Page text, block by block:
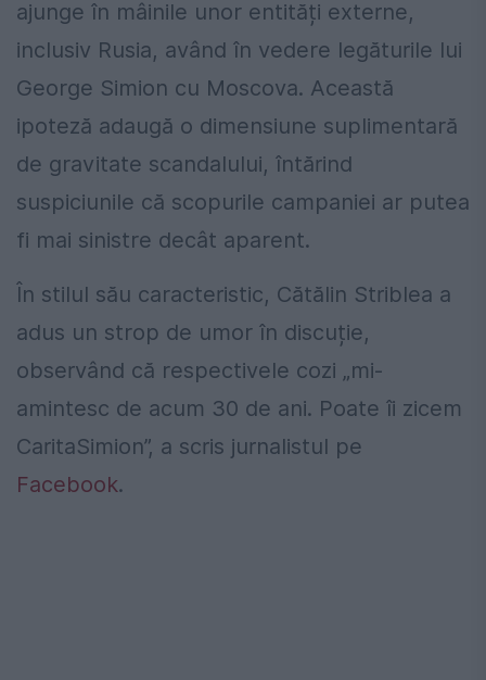
ajunge în mâinile unor entități externe,
inclusiv Rusia, având în vedere legăturile lui
George Simion cu Moscova. Această
ipoteză adaugă o dimensiune suplimentară
de gravitate scandalului, întărind
suspiciunile că scopurile campaniei ar putea
fi mai sinistre decât aparent.
În stilul său caracteristic, Cătălin Striblea a
adus un strop de umor în discuție,
observând că respectivele cozi „mi-
amintesc de acum 30 de ani. Poate îi zicem
CaritaSimion”, a scris jurnalistul pe
Facebook.